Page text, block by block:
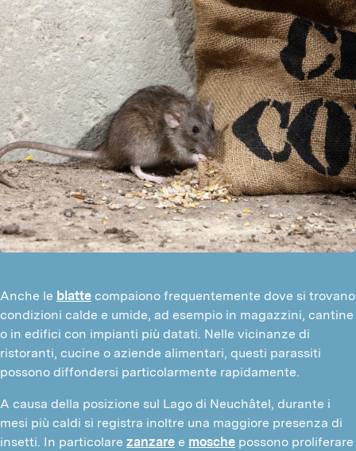
Anche le blatte compaiono frequentemente dove si trovano
condizioni calde e umide, ad esempio in magazzini, cantine
o in edifici con impianti più datati. Nelle vicinanze di
ristoranti, cucine o aziende alimentari, questi parassiti
possono diffondersi particolarmente rapidamente.
A causa della posizione sul Lago di Neuchâtel, durante i
mesi più caldi si registra inoltre una maggiore presenza di
insetti. In particolare zanzare e mosche possono proliferare